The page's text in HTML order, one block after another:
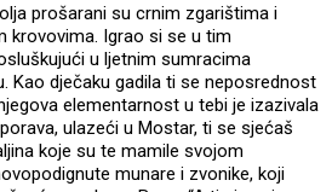
prošarani su crnim zgarištima i
krovovima. Igrao si se u tim
u ljetnim sumracima
Kao dječaku gadila ti se neposrednost
elementarnost u tebi je izazivala
ulazeći u Mostar, ti se sjećaš
koje su te mamile svojom
munare i zvonike, koji